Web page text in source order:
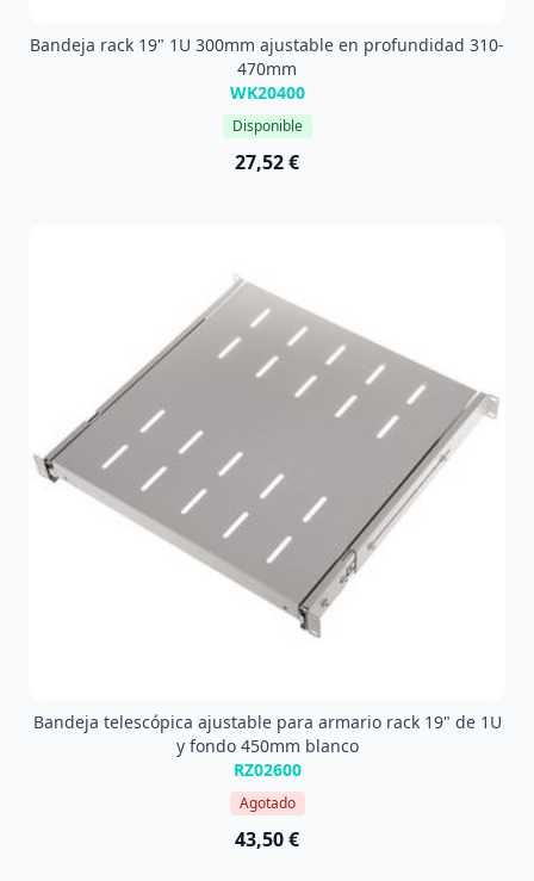
Bandeja rack 19" 1U 300mm ajustable en profundidad 310-
470mm
WK20400
Disponible
27,52 €
Bandeja telescópica ajustable para armario rack 19" de 1U
y fondo 450mm blanco
RZ02600
Agotado
43,50 €